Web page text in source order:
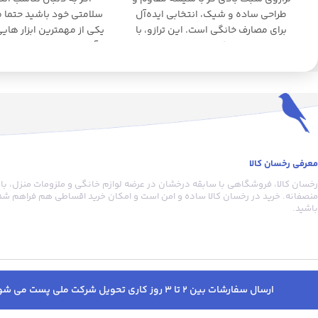
ارسال سفارشات بین 2 تا 3 روز کاری تحویل شرکت ملی پست می شود. پس از ارسال پیامک کدرهگیری دریافت خواهید کرد. به جهت پیگیری سفارشات قبل از خرید حتما در سایت وارد شوید.
طراحی ساده و شیک، انتخابی ایده‌آل
برای مصارف خانگی است. این ترازو، با
اشغال فضای کم، تجربه‌ای دقیق و
افرادی است که به زیبایی و عملکرد
اهمیت می‌دهند. همچنین، نمایشگر
LCD مخفی و دماسنج داخلی، به جذابیت
سلامتی خود باشید حتما
یکی از مهمترین ابزار
آن نیاز خواهید داشت و
بخشی برای ورزش و یا
همه نیاز های شما از
دیجیتال را برآورده کند
ضربه دارد . زیبایی
ایجاد میکند
واسطه ابعاد آن بالاست
معرفی رخسان کالا
رخسان کالا، فروشگاهی با سابقه درخشان در عرضه لوازم خانگی و ملزومات منزل،
منصفانه. خرید در رخسان کالا ساده و امن است و امکان خرید اقساطی هم فراهم
باشید.